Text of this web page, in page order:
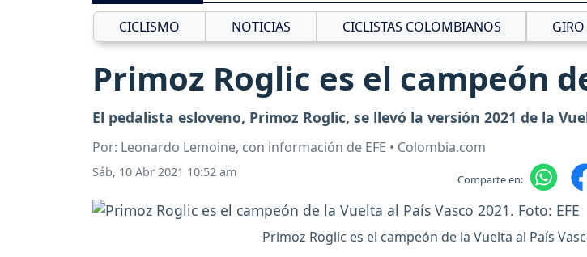
CICLISMO NOTICIAS CICLISTAS COLOMBIANOS
Primoz Roglic es el campeón
El pedalista esloveno, Primoz Roglic, se llevó la versión 2021 de la
Por: Leonardo Lemoine, con información de EFE • Colombia.com
Sáb, 10 Abr 2021 10:52 am Comparte en:
Primoz Roglic es el campeón de la Vuelta al País